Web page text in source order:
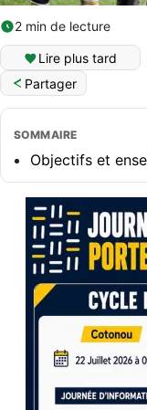
2 min de lecture
Lire plus tard
Partager
SOMMAIRE
Objectifs et